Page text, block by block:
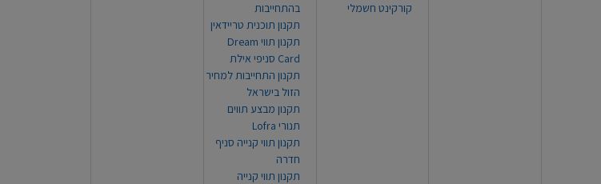
קורקינט חשמלי
בהתחייבות
תקנון תוכנית טריידאין
תקנון תווי Dream
Card סניפי אילת
תקנון התחייבות למחיר
הזול בישראל
תקנון מבצע תווים
תנורי Lofra
תקנון תווי קנייה סניף
חדרה
תקנון תווי קנייה